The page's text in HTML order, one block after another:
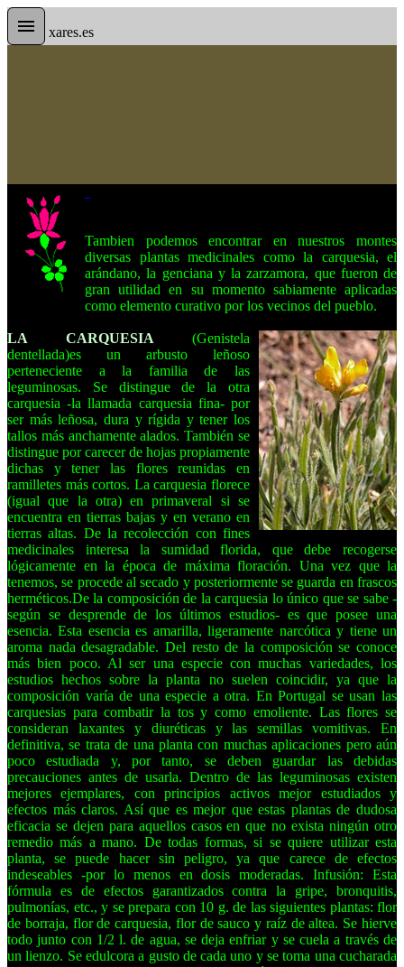
xares.es
Tambien podemos encontrar en nuestros montes
diversas plantas medicinales como la carquesia, el
arándano, la genciana y la zarzamora, que fueron de
gran utilidad en su momento sabiamente aplicadas
como elemento curativo por los vecinos del pueblo.
LA CARQUESIA (Genistela
dentellada)es un arbusto leñoso
perteneciente a la familia de las
leguminosas. Se distingue de la otra
carquesia -la llamada carquesia fina- por
ser más leñosa, dura y rígida y tener los
tallos más anchamente alados. También se
distingue por carecer de hojas propiamente
dichas y tener las flores reunidas en
ramilletes más cortos. La carquesia florece
(igual que la otra) en primaveral si se
encuentra en tierras bajas y en verano en
tierras altas. De la recolección con fines
medicinales interesa la sumidad florida, que debe recogerse
lógicamente en la época de máxima floración. Una vez que la
tenemos, se procede al secado y posteriormente se guarda en frascos
herméticos.De la composición de la carquesia lo único que se sabe -
según se desprende de los últimos estudios- es que posee una
esencia. Esta esencia es amarilla, ligeramente narcótica y tiene un
aroma nada desagradable. Del resto de la composición se conoce
más bien poco. Al ser una especie con muchas variedades, los
estudios hechos sobre la planta no suelen coincidir, ya que la
composición varía de una especie a otra. En Portugal se usan las
carquesias para combatir la tos y como emoliente. Las flores se
consideran laxantes y diuréticas y las semillas vomitivas. En
definitiva, se trata de una planta con muchas aplicaciones pero aún
poco estudiada y, por tanto, se deben guardar las debidas
precauciones antes de usarla. Dentro de las leguminosas existen
mejores ejemplares, con principios activos mejor estudiados y
efectos más claros. Así que es mejor que estas plantas de dudosa
eficacia se dejen para aquellos casos en que no exista ningún otro
remedio más a mano. De todas formas, si se quiere utilizar esta
planta, se puede hacer sin peligro, ya que carece de efectos
indeseables -por lo menos en dosis moderadas. Infusión: Esta
fórmula es de efectos garantizados contra la gripe, bronquitis,
pulmonías, etc., y se prepara con 10 g. de las siguientes plantas: flor
de borraja, flor de carquesia, flor de sauco y raíz de altea. Se hierve
todo junto con 1/2 l. de agua, se deja enfriar y se cuela a través de
un lienzo. Se edulcora a gusto de cada uno y se toma una cucharada